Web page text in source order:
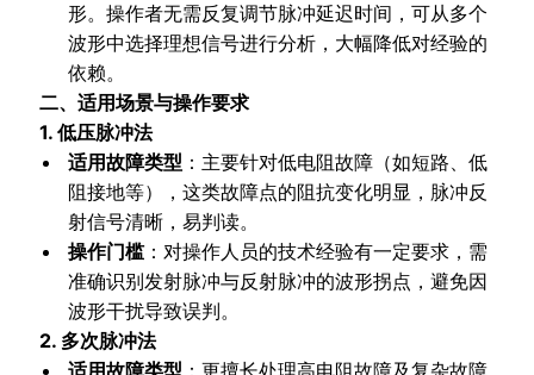
形。操作者无需反复调节脉冲延迟时间，可从多个
波形中选择理想信号进行分析，大幅降低对经验的
依赖。
二、适用场景与操作要求
1. 低压脉冲法
适用故障类型 ：主要针对低电阻故障（如短路、低
阻接地等），这类故障点的阻抗变化明显，脉冲反
射信号清晰，易判读。
操作门槛：对操作人员的技术经验有一定要求，需
准确识别发射脉冲与反射脉冲的波形拐点，避免因
波形干扰导致误判。
2. 多次脉冲法